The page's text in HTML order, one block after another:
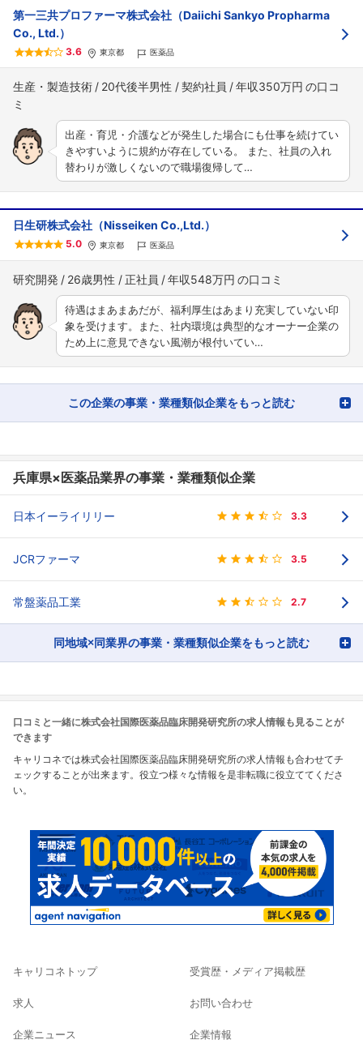
フォローしました
こちらの企業もフォローしませんか？
第一三共プロファーマ株式会社（Daiichi Sankyo Propharma
Co., Ltd.）
3.6 東京都 医薬品
生産・製造技術 20代後半男性 契約社員 年収350万円
出産・育児・介護などが発生した場合にも仕事を続けてい
きやすいように規約が存在している。 また、社員の入れ
替わりが激しくないので職場復帰して…
日生研株式会社（Nisseiken Co.,Ltd.）
5.0 東京都 医薬品
研究開発 26歳男性 正社員 年収548万円
待遇はまあまあだが、福利厚生はあまり充実していない印
象を受けます。また、社内環境は典型的なオーナー企業の
ため上に意見できない風潮が根付いてい…
この企業の事業・業種類似企業をもっと読む
兵庫県×医薬品業界の事業・業種類似企業
日本イーライリリー 3.3
JCRファーマ 3.5
常盤薬品工業 2.7
同地域×同業界の事業・業種類似企業をもっと読む
口コミと一緒に株式会社国際医薬品臨床開発研究所の求人情報も見ることが
できます
キャリコネでは株式会社国際医薬品臨床開発研究所の求人情報も合わせてチ
ェックすることが出来ます。役立つ様々な情報を是非転職に役立ててくださ
い。
キャリコネトップ
求人
企業ニュース
受賞歴・メディア掲載歴
お問い合わせ
企業情報